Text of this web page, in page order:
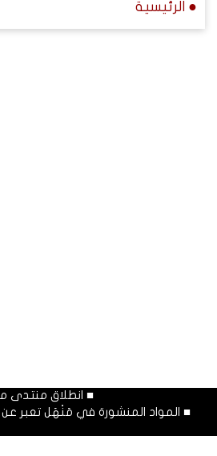
● الرئيسية
■ انطلاق منتدى منهل
■ المواد المنشورة في مَنْهَل تعبر